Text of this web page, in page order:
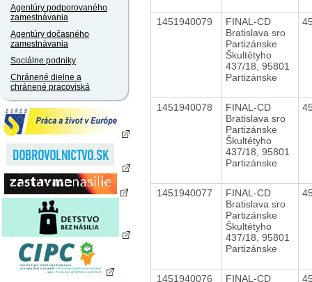
Agentúry podporovaného
zamestnávania
Agentúry dočasného
zamestnávania
Sociálne podniky
Chránené dielne a
chránené pracoviská
1451940079
FINAL-CD
Bratislava sro
Partizánske
Škultétyho
437/18, 95801
Partizánske
1451940078
FINAL-CD
Bratislava sro
Partizánske
Škultétyho
437/18, 95801
Partizánske
1451940077
FINAL-CD
Bratislava sro
Partizánske
Škultétyho
437/18, 95801
Partizánske
1451940076
FINAL-CD